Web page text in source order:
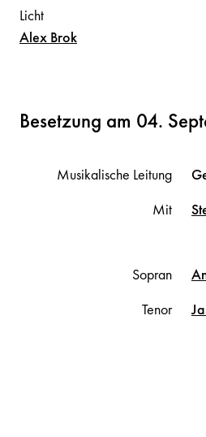
Licht
Alex Brok
Besetzung am 04.
Musikalische Leitung
Mit
Sopran
Tenor